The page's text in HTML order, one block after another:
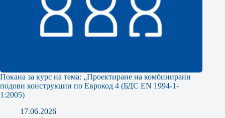
Покана за курс на тема: „Проектиране на комбинирани
подови конструкции по Еврокод 4 (БДС EN 1994-1-
1:2005)
17.06.2026